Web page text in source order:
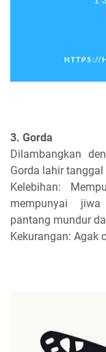
3. Gorda
Dilambangkan
Gorda lahir
Kelebihan:
mempunyai jiwa
pantang mundur
Kekurangan: Agak